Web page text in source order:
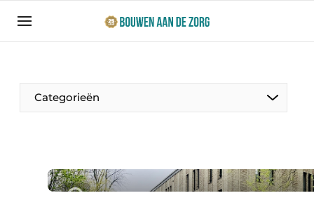
Aanmelden
Bedrijven
Bouwen aan de Zorg | Vakblad over bouw en
Direct contact
Categorieën
Productinformatie